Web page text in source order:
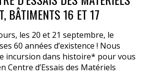
BÂTIMENTS 16 ET 17
les 20 et 21 septembre, le
60 années d’existence ! Nous
incursion dans histoire* pour vous
Centre d’Essais des Matériels